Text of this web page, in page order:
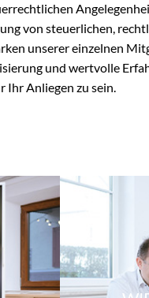
von steuerlichen,
unserer einzelnen
und wertvolle
Ihr Anliegen zu sein.